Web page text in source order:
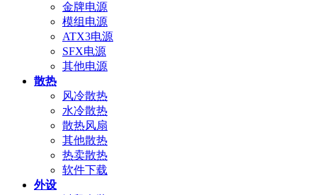
金牌电源
模组电源
ATX3电源
SFX电源
其他电源
散热
风冷散热
水冷散热
散热风扇
其他散热
热卖散热
软件下载
外设